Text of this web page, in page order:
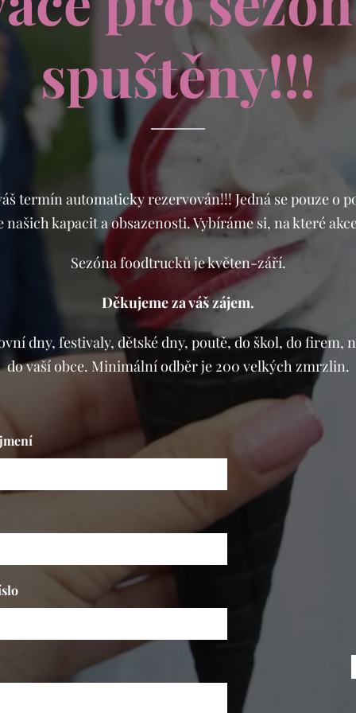
spuštěny!!!
termín automaticky rezervován!!! Jedná se pouze o
našich kapacit a obsazenosti. Vybíráme si, na které
Sezóna foodtrucků je květen-září.
Děkujeme za váš zájem.
dny, festivaly, dětské dny, poutě, do škol, do firem,
do vaší obce. Minimální odběr je 200 velkých zmrzlin.